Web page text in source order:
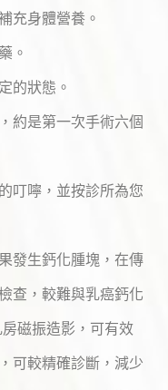
充身體營養。
。
的狀態。
約是第一次手術六個
叮嚀，並按診所為您
發生鈣化腫塊，在傳
查，較難與乳癌鈣化
房磁振造影，可有效
可較精確診斷，減少